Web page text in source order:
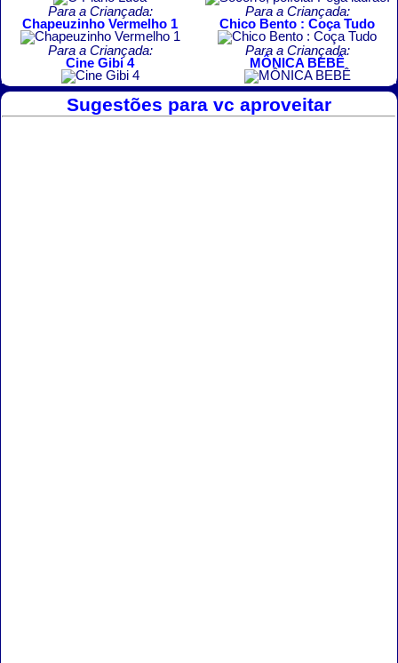
Para a Criançada:
Chapeuzinho Vermelho 1
Para a Criançada:
Chico Bento : Coça Tudo
Para a Criançada:
Cine Gibi 4
Para a Criançada:
MÔNICA BEBÊ
Sugestões para vc aproveitar